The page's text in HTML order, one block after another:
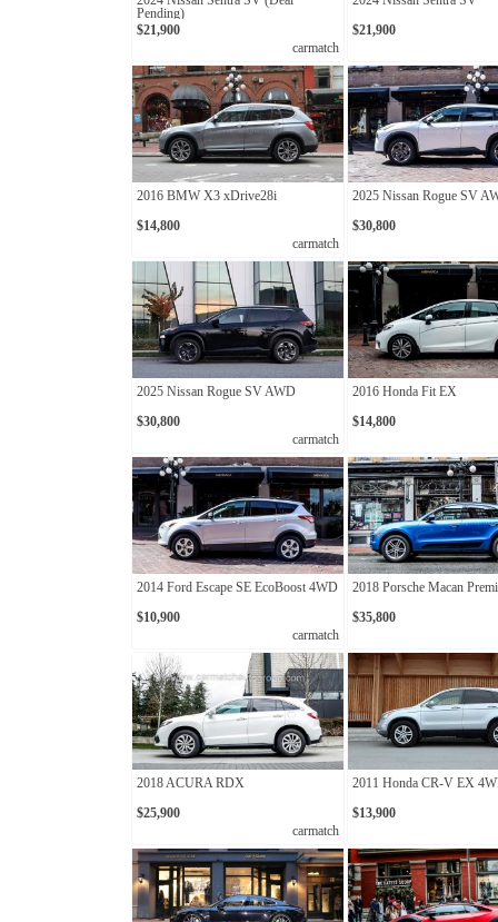
Pending)
$21,900
carmatch
$21,900
2016 BMW X3 xDrive28i
$14,800
carmatch
2025 Nissan Rogue SV
$30,800
2025 Nissan Rogue SV AWD
$30,800
carmatch
2016 Honda Fit EX
$14,800
2014 Ford Escape SE EcoBoost 4WD
$10,900
carmatch
2018 Porsche Macan
$35,800
2018 ACURA RDX
$25,900
carmatch
2011 Honda CR-V EX
$13,900